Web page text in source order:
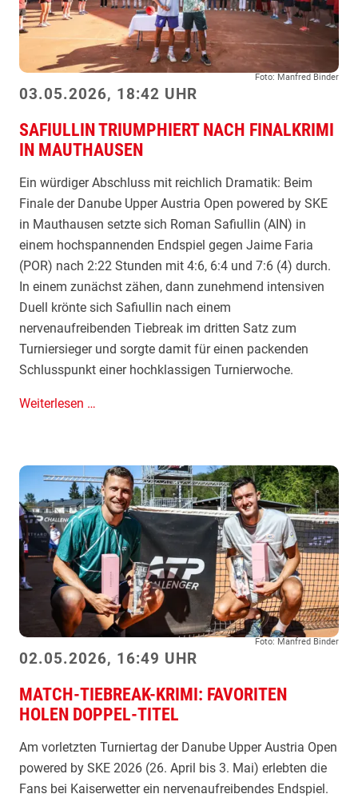
Foto: Manfred Binder
03.05.2026, 18:42 UHR
SAFIULLIN TRIUMPHIERT NACH FINALKRIMI
IN MAUTHAUSEN
Ein würdiger Abschluss mit reichlich Dramatik: Beim
Finale der Danube Upper Austria Open powered by SKE
in Mauthausen setzte sich Roman Safiullin (AIN) in
einem hochspannenden Endspiel gegen Jaime Faria
(POR) nach 2:22 Stunden mit 4:6, 6:4 und 7:6 (4) durch.
In einem zunächst zähen, dann zunehmend intensiven
Duell krönte sich Safiullin nach einem
nervenaufreibenden Tiebreak im dritten Satz zum
Turniersieger und sorgte damit für einen packenden
Schlusspunkt einer hochklassigen Turnierwoche.
Weiterlesen …
i
u
l
l
i
n
t
r
u
p
h
e
r
t
Foto: Manfred Binder
02.05.2026, 16:49 UHR
MATCH-TIEBREAK-KRIMI: FAVORITEN
HOLEN DOPPEL-TITEL
Am vorletzten Turniertag der Danube Upper Austria Open
powered by SKE 2026 (26. April bis 3. Mai) erlebten die
Fans bei Kaiserwetter ein nervenaufreibendes Endspiel.